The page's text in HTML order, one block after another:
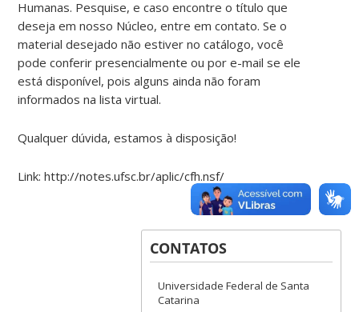
Humanas. Pesquise, e caso encontre o título que
deseja em nosso Núcleo, entre em contato. Se o
material desejado não estiver no catálogo, você
pode conferir presencialmente ou por e-mail se ele
está disponível, pois alguns ainda não foram
informados na lista virtual.
Qualquer dúvida, estamos à disposição!
Link: http://notes.ufsc.br/aplic/cfh.nsf/
CONTATOS
Universidade Federal de Santa
Catarina